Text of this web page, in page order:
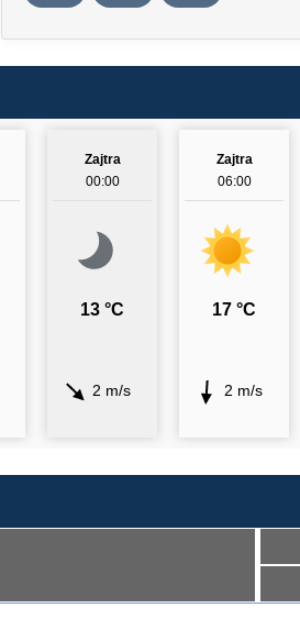
Zajtra
00:00
13 °C
2 m/s
Zajtra
06:00
17 °C
2 m/s